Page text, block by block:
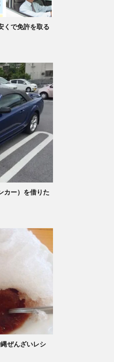
くで免許を取る
カー）を借りた
ぜんざいレシ